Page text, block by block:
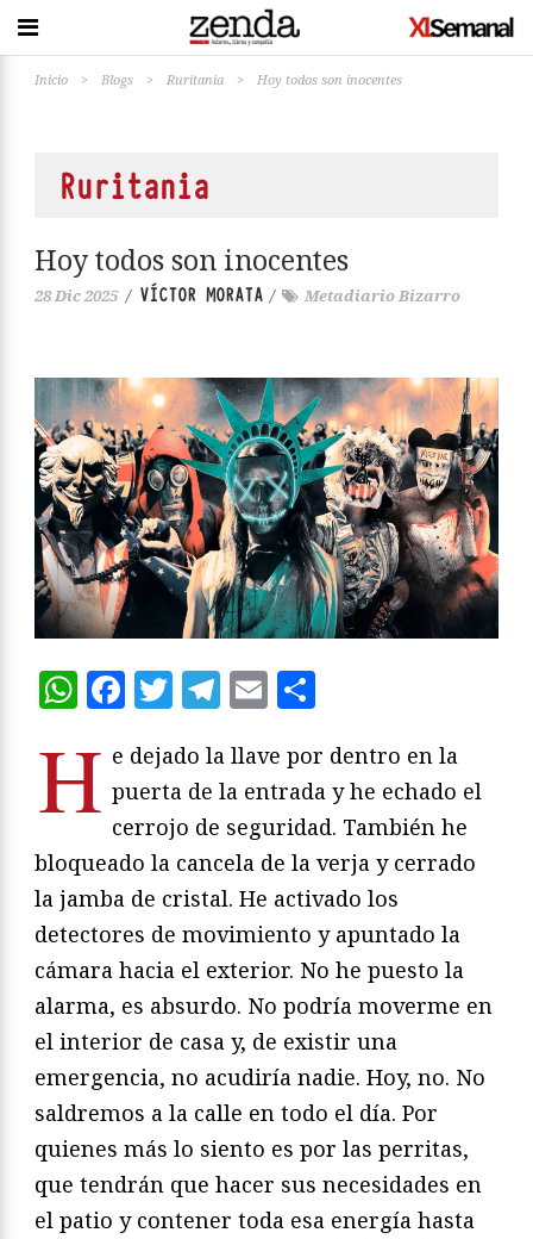
Inicio > Blogs > Ruritania > Hoy todos son inocentes
Ruritania
Hoy todos son inocentes
28 Dic 2025 / VÍCTOR MORATA / Metadiario Bizarro
WhatsApp
Facebook
Twitter
Telegram
Email
H e dejado la llave por dentro en la
puerta de la entrada y he echado el
cerrojo de seguridad. También he
bloqueado la cancela de la verja y cerrado
la jamba de cristal. He activado los
detectores de movimiento y apuntado la
cámara hacia el exterior. No he puesto la
alarma, es absurdo. No podría moverme en
el interior de casa y, de existir una
emergencia, no acudiría nadie. Hoy, no. No
saldremos a la calle en todo el día. Por
quienes más lo siento es por las perritas,
que tendrán que hacer sus necesidades en
el patio y contener toda esa energía hasta